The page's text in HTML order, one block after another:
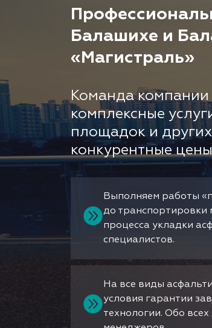
Балашихе и
«Магистраль»
Команда компании
комплексные
площадок и
конкурентные
Выполняем работы
до транспортировки
процесса укладки
специалистов.
На все виды
условия гарантии
технологии. Обо